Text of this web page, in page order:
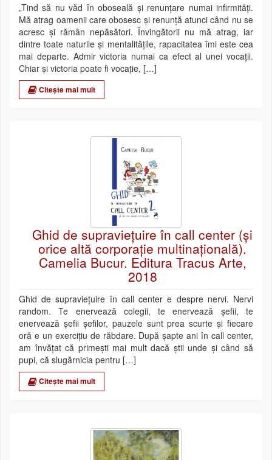
„Tind să nu văd în oboseală şi renunţare numai infirmităţi.
Mă atrag oamenii care obosesc şi renunţă atunci când nu se
acresc şi rămân nepăsători. Învingătorii nu mă atrag, iar
dintre toate naturile şi mentalităţile, rapacitatea îmi este cea
mai departe. Admir victoria numai ca efect al unei vocaţii.
Chiar şi victoria poate fi vocaţie, […]
Citește mai mult
Ghid de supraviețuire în call center (și
orice altă corporație multinațională).
Camelia Bucur. Editura Tracus Arte,
2018
Ghid de supraviețuire în call center e despre nervi. Nervi
random. Te enervează colegii, te enervează șefii, te
enervează șefii șefilor, pauzele sunt prea scurte și fiecare
oră e un exercițiu de răbdare. După șapte ani în call center,
am învățat că primești mai mult dacă știi unde și când să
pupi, că slugărnicia pentru […]
Citește mai mult